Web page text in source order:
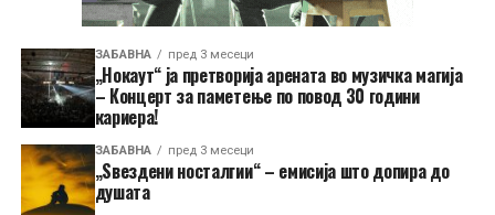
ЗАБАВНА пред 3 месеци
„Нокаут“ ја претворија арената во музичка магија
– Концерт за паметење по повод 30 години
кариера!
ЗАБАВНА пред 3 месеци
„Ѕвездени носталгии“ – емисија што допира до
душата